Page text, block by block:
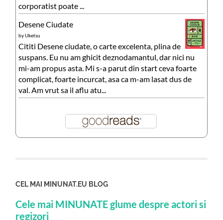
corporatist poate ...
Desene Ciudate
byUketsu
Cititi Desene ciudate, o carte excelenta, plina de
suspans. Eu nu am ghicit deznodamantul, dar nici nu
mi-am propus asta. Mi s-a parut din start ceva foarte
complicat, foarte incurcat, asa ca m-am lasat dus de
val. Am vrut sa il aflu atu...
CEL MAI MINUNAT.EU BLOG
Cele mai MINUNATE glume despre actori si
regizori